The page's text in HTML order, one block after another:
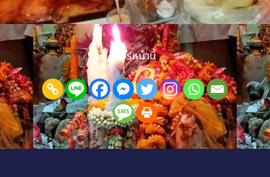
ได้ตรงจุด การค้าขายก
แชร์หน้านี้